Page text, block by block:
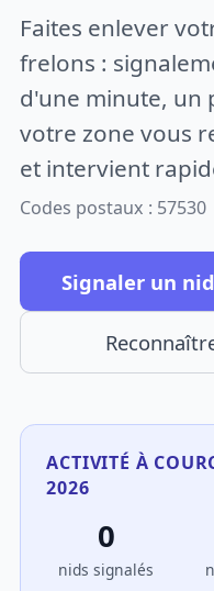
Faites enlever
frelons :
d'une minute, un
votre zone vous
et intervient
Codes postaux : 57530
Signaler un
ACTIVITÉ À
2026
0
nids signalés